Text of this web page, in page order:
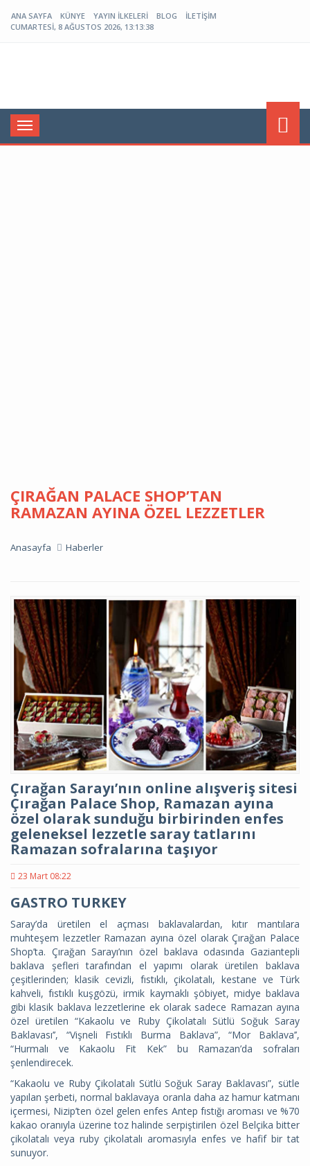
ANA SAYFA KÜNYE YAYIN İLKELERI BLOG
İLETIŞIM
CUMARTESI, 8 AĞUSTOS 2026, 13:13:39
Menü
ÇIRAĞAN PALACE SHOP’TAN
RAMAZAN AYINA ÖZEL LEZZETLER
Anasayfa Haberler
Çırağan Sarayı’nın online alışveriş sitesi
Çırağan Palace Shop, Ramazan ayına
özel olarak sunduğu birbirinden enfes
geleneksel lezzetle saray tatlarını
Ramazan sofralarına taşıyor
23 Mart 08:22
GASTRO TURKEY
Saray’da üretilen el açması baklavalardan, kıtır mantılara
muhteşem lezzetler Ramazan ayına özel olarak Çırağan Palace
Shop’ta. Çırağan Sarayı’nın özel baklava odasında Gaziantepli
baklava şefleri tarafından el yapımı olarak üretilen baklava
çeşitlerinden; klasik cevizli, fıstıklı, çikolatalı, kestane ve Türk
kahveli, fıstıklı kuşgözü, irmik kaymaklı şöbiyet, midye baklava
gibi klasik baklava lezzetlerine ek olarak sadece Ramazan ayına
özel üretilen “Kakaolu ve Ruby Çikolatalı Sütlü Soğuk Saray
Baklavası’’, “Vişneli Fıstıklı Burma Baklava”, “Mor Baklava’’,
“Hurmalı ve Kakaolu Fit Kek” bu Ramazan’da sofraları
şenlendirecek.
“Kakaolu ve Ruby Çikolatalı Sütlü Soğuk Saray Baklavası”, sütle
yapılan şerbeti, normal baklavaya oranla daha az hamur katmanı
içermesi, Nizip’ten özel gelen enfes Antep fıstığı aroması ve %70
kakao oranıyla üzerine toz halinde serpiştirilen özel Belçika bitter
çikolatalı veya ruby çikolatalı aromasıyla enfes ve hafif bir tat
sunuyor.